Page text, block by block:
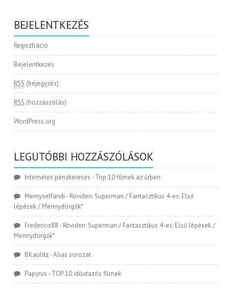
BEJELENTKEZÉS
Regisztráció
Bejelentkezés
RSS (bejegyzés)
RSS (hozzászólás)
WordPress.org
LEGUTÓBBI HOZZÁSZÓLÁSOK
Internetes pénzkeresés - Top 10 filmek az űrben
Memyselfandi - Röviden: Superman / Fantasztikus 4-es: Első
lépések / Mennydörgők*
Frederico88 - Röviden: Superman / Fantasztikus 4-es: Első lépések /
Mennydörgők*
BKaulitz-Alias sorozat
Papyrus - TOP 10 időutazós filmek